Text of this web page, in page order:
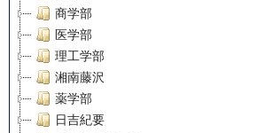
商学部
医学部
理工学部
湘南藤沢
薬学部
日吉紀要